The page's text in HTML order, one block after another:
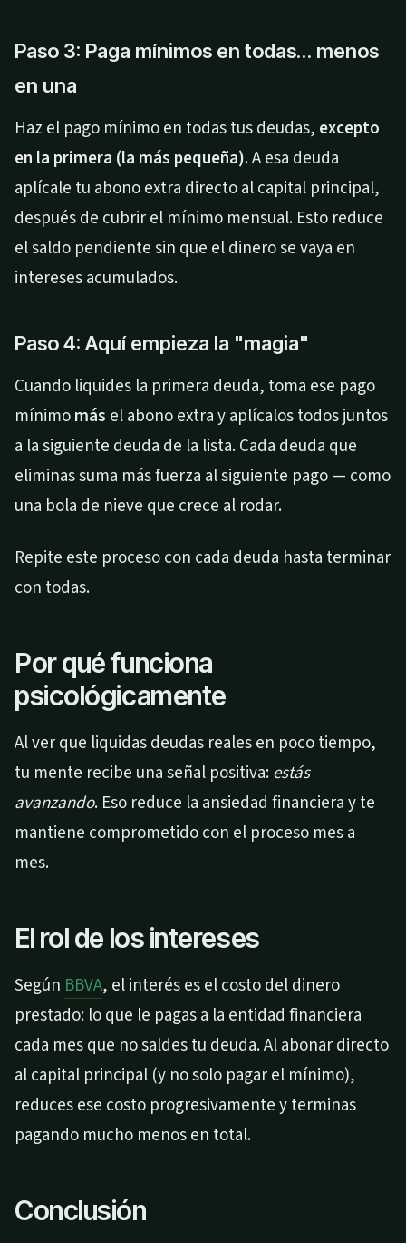
Paso 3: Paga mínimos en todas… menos
en una
Haz el pago mínimo en todas tus deudas, excepto
en la primera (la más pequeña). A esa deuda
aplícale tu abono extra directo al capital principal,
después de cubrir el mínimo mensual. Esto reduce
el saldo pendiente sin que el dinero se vaya en
intereses acumulados.
Paso 4: Aquí empieza la "magia"
Cuando liquides la primera deuda, toma ese pago
mínimomás el abono extra y aplícalos todos juntos
a la siguiente deuda de la lista. Cada deuda que
eliminas suma más fuerza al siguiente pago — como
una bola de nieve que crece al rodar.
Repite este proceso con cada deuda hasta terminar
con todas.
Por qué funciona
psicológicamente
Al ver que liquidas deudas reales en poco tiempo,
tu mente recibe una señal positiva:estás
avanzando. Eso reduce la ansiedad financiera y te
mantiene comprometido con el proceso mes a
mes.
El rol de los intereses
Según BBVA, el interés es el costo del dinero
prestado: lo que le pagas a la entidad financiera
cada mes que no saldes tu deuda. Al abonar directo
al capital principal (y no solo pagar el mínimo),
reduces ese costo progresivamente y terminas
pagando mucho menos en total.
Conclusión